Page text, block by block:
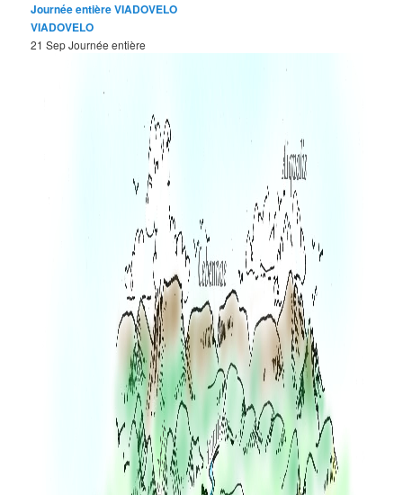
Journée entièreVIADOVELO
VIADOVELO
21 SepJournée entière